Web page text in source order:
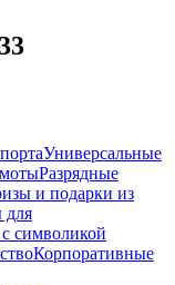
Универсальные
Разрядные
и подарки из
для
символикой
Корпоративные